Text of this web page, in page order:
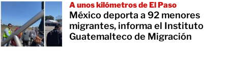
A unos kilómetros de El Paso
México deporta a 92 menores
migrantes, informa el Instituto
Guatemalteco de Migración